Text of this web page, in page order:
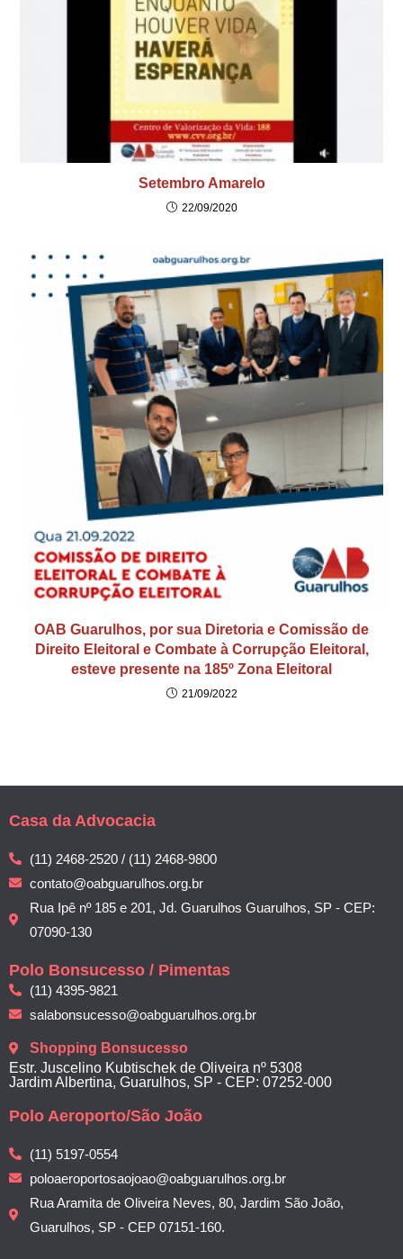
Setembro Amarelo
22/09/2020
OAB Guarulhos, por sua Diretoria e Comissão de
Direito Eleitoral e Combate à Corrupção Eleitoral,
esteve presente na 185º Zona Eleitoral
21/09/2022
Casa da Advocacia
(11) 2468-2520 / (11) 2468-9800
contato@oabguarulhos.org.br
Rua Ipê nº 185 e 201, Jd. Guarulhos Guarulhos, SP - CEP:
07090-130
Polo Bonsucesso / Pimentas
(11) 4395-9821
salabonsucesso@oabguarulhos.org.br
Shopping Bonsucesso
Estr. Juscelino Kubtischek de Oliveira nº 5308
Jardim Albertina, Guarulhos, SP - CEP: 07252-000
Polo Aeroporto/São João
(11) 5197-0554
poloaeroportosaojoao@oabguarulhos.org.br
Rua Aramita de Oliveira Neves, 80, Jardim São João,
Guarulhos, SP - CEP 07151-160.